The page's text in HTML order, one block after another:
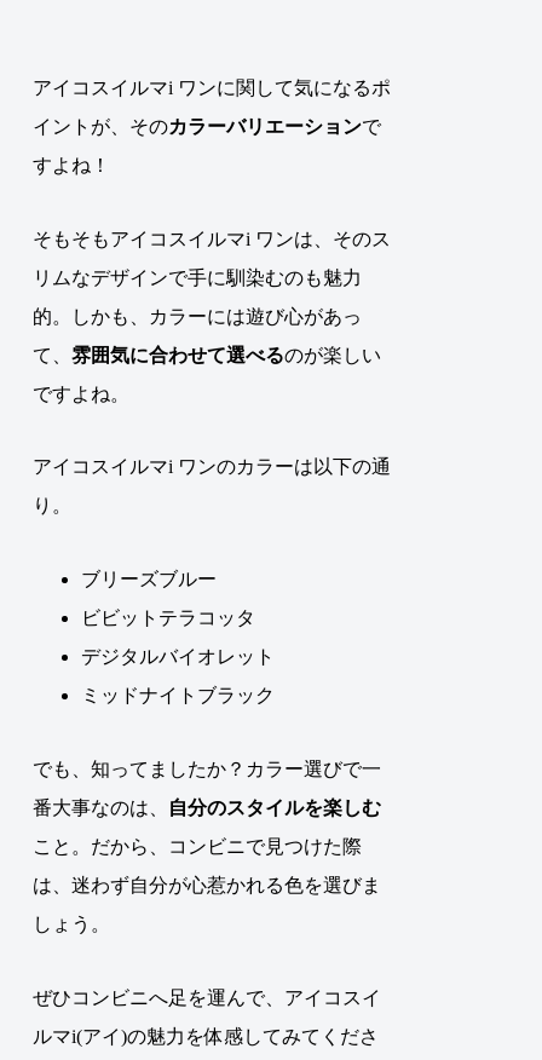
アイコスイルマi ワンに関して気になるポ
イントが、そのカラーバリエーションで
すよね！
そもそもアイコスイルマi ワンは、そのス
リムなデザインで手に馴染むのも魅力
的。しかも、カラーには遊び心があっ
て、雰囲気に合わせて選べるのが楽しい
ですよね。
アイコスイルマi ワンのカラーは以下の通
り。
ブリーズブルー
ビビットテラコッタ
デジタルバイオレット
ミッドナイトブラック
でも、知ってましたか？カラー選びで一
番大事なのは、
自分のスタイルを楽しむ
こと。だから、コンビニで見つけた際
は、迷わず自分が心惹かれる色を選びま
しょう。
ぜひコンビニへ足を運んで、アイコスイ
ルマi(アイ)の魅力を体感してみてくださ